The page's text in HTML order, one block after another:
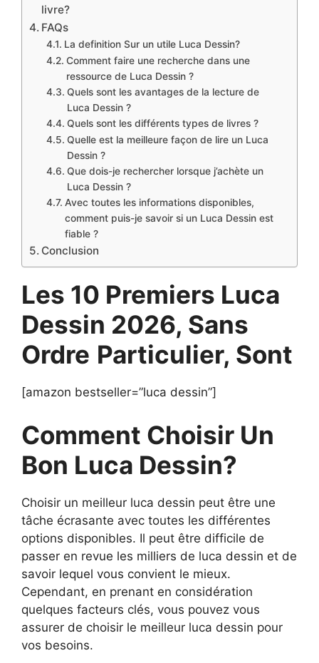
livre?
FAQs
La definition Sur un utile Luca Dessin?
Comment faire une recherche dans une
ressource de Luca Dessin ?
Quels sont les avantages de la lecture de
Luca Dessin ?
Quels sont les différents types de livres ?
Quelle est la meilleure façon de lire un Luca
Dessin ?
Que dois-je rechercher lorsque j’achète un
Luca Dessin ?
Avec toutes les informations disponibles,
comment puis-je savoir si un Luca Dessin est
fiable ?
Conclusion
Les 10 Premiers Luca
Dessin 2026, Sans
Ordre Particulier, Sont
[amazon bestseller=”luca dessin”]
Comment Choisir Un
Bon Luca Dessin?
Choisir un meilleur luca dessin peut être une
tâche écrasante avec toutes les différentes
options disponibles. Il peut être difficile de
passer en revue les milliers de luca dessin et de
savoir lequel vous convient le mieux.
Cependant, en prenant en considération
quelques facteurs clés, vous pouvez vous
assurer de choisir le meilleur luca dessin pour
vos besoins.